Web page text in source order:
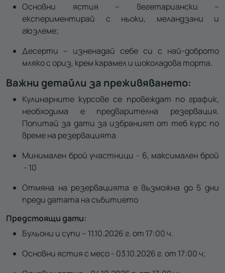
Основни ястия – вегетариански –
експериментирай с ньоки, меландзани и
гюзлеме;
Десерти – изненадай себе си с най-доброто
мляко с ориз, крем карамел и шоколадова торта.
Важни детайли за преживяването:
Кулинарните курсове се провеждат по график,
необходима е предварителна резервация.
Попитай за дати за избраният от теб курс по
време на резервацията
Минимален брой участници - 6, максимален брой
- 10
Отмяна на резервацията е възможна до 5 дни
преди датата на събитието
Предстоящи дати:
Бульони и супи – 11.10.2026 г. от 17:00 ч.
Основни ястия с месо - 03.10.2026 г. от 17:00 ч;